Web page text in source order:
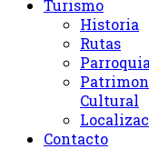
Turismo
Historia
Rutas
Cultural
Contacto